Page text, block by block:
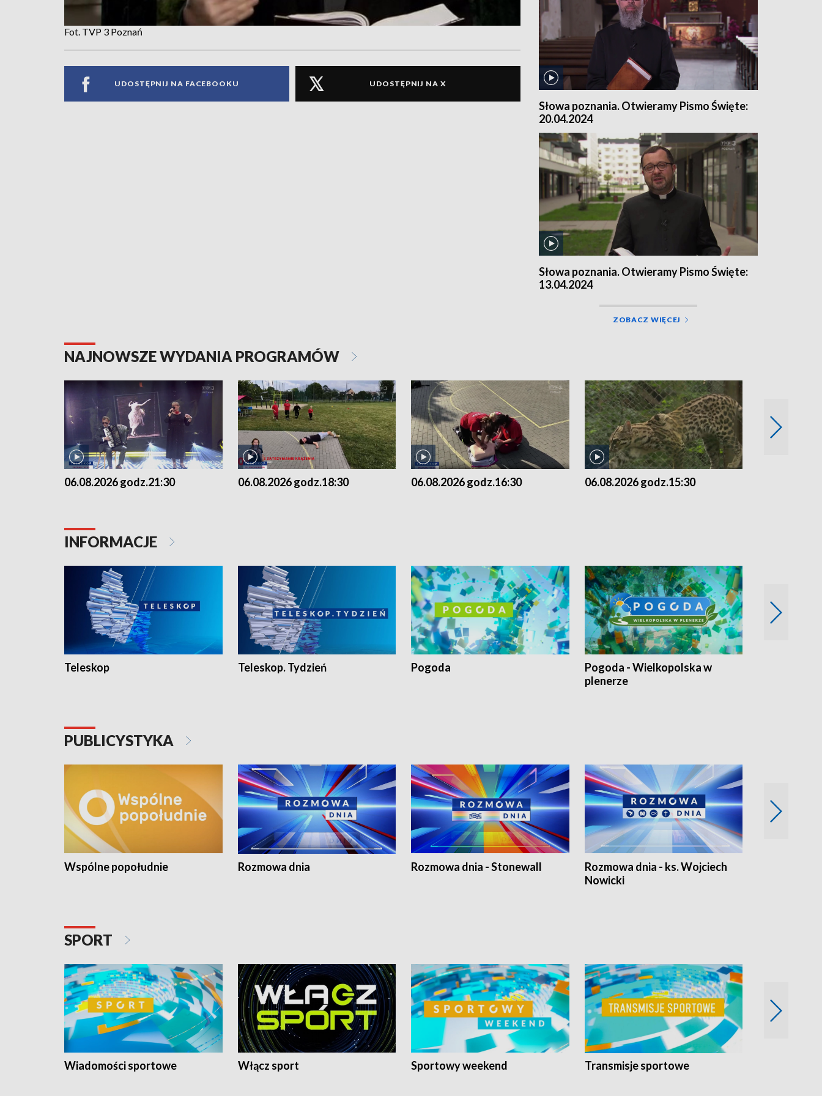
Fot. TVP 3 Poznań
UDOSTĘPNIJ NA FACEBOOKU UDOSTĘPNIJ NA X
Słowa poznania. Otwieramy Pismo Święte:
20.04.2024
Słowa poznania. Otwieramy Pismo Święte:
13.04.2024
ZOBACZ WIĘCEJ
NAJNOWSZE WYDANIA PROGRAMÓW
06.08.2026 godz.21:30 06.08.2026 godz.18:30 06.08.2026 godz.16:30 06.08.2026 godz.15:30
INFORMACJE
Teleskop Teleskop. Tydzień Pogoda
Pogoda - Wielkopolska w
plenerze
PUBLICYSTYKA
Wspólne popołudnie Rozmowa dnia Rozmowa dnia - Stonewall
Rozmowa dnia - ks. Wojciech
Nowicki
SPORT
Wiadomości sportowe Włącz sport Sportowy weekend Transmisje sportowe